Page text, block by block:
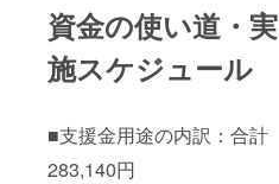
資金の使い道・実
施スケジュール
■支援金用途の内訳：合計
283,140円